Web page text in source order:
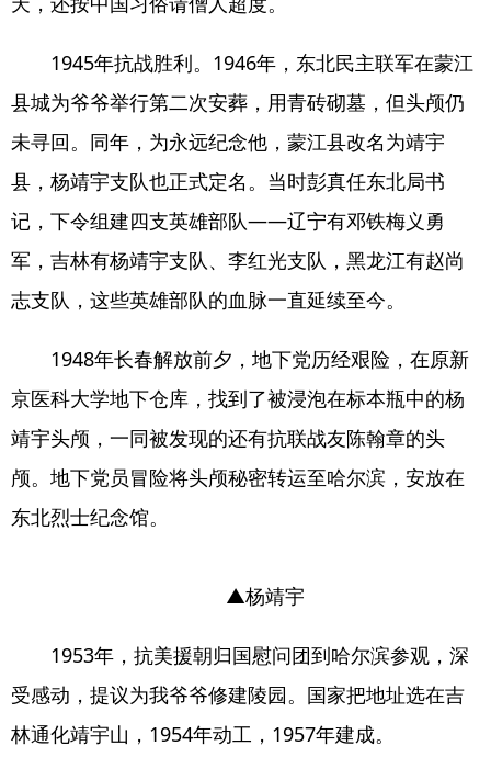
1945年抗战胜利。1946年，东北民主联军在蒙江
县城为爷爷举行第二次安葬，用青砖砌墓，但头颅仍
未寻回。同年，为永远纪念他，蒙江县改名为靖宇
县，杨靖宇支队也正式定名。当时彭真任东北局书
记，下令组建四支英雄部队——辽宁有邓铁梅义勇
军，吉林有杨靖宇支队、李红光支队，黑龙江有赵尚
志支队，这些英雄部队的血脉一直延续至今。
1948年长春解放前夕，地下党历经艰险，在原新
京医科大学地下仓库，找到了被浸泡在标本瓶中的杨
靖宇头颅，一同被发现的还有抗联战友陈翰章的头
颅。地下党员冒险将头颅秘密转运至哈尔滨，安放在
东北烈士纪念馆。
▲杨靖宇
1953年，抗美援朝归国慰问团到哈尔滨参观，深
受感动，提议为我爷爷修建陵园。国家把地址选在吉
林通化靖宇山，1954年动工，1957年建成。